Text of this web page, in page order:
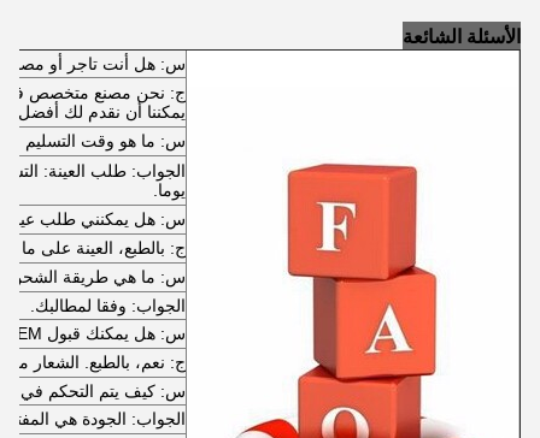
الأسئلة الشائعة
س: هل أنت تاجر أو مصنع؟
ج: نحن مصنع متخصص في
يمكننا أن نقدم لك
س: ما هو وقت التسليم
يوما.
س: هل يمكنني طلب
ج: بالطبع، العينة على ما
س: ما هي طريقة الشحن؟
الجواب: وفقا لمطالبك.
س: هل يمكنك قبول OEM أو ODM؟
ج: نعم، بالطبع. الشعار
س: كيف يتم التحكم في
الجواب: الجودة هي المفتاح